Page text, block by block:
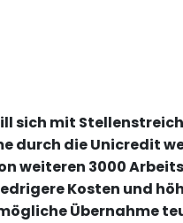
sich mit
durch die Unicredit
weiteren 3000
Kosten und
Übernahme